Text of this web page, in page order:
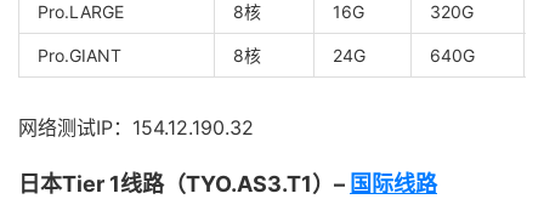
Pro.LARGE 8核 16G 320G
Pro.GIANT 8核 24G 640G
网络测试IP：154.12.190.32
日本Tier 1线路（TYO.AS3.T1）– 国际线路